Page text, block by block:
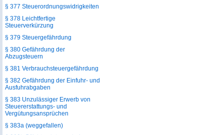
§ 377 Steuerordnungswidrigkeiten
§ 378 Leichtfertige
Steuerverkürzung
§ 379 Steuergefährdung
§ 380 Gefährdung der
Abzugsteuern
§ 381 Verbrauchsteuergefährdung
§ 382 Gefährdung der Einfuhr- und
Ausfuhrabgaben
§ 383 Unzulässiger Erwerb von
Steuererstattungs- und
Vergütungsansprüchen
§ 383a (weggefallen)